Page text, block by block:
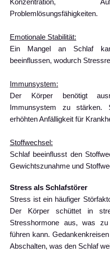
Konzentration,
Problemlösungsfähigkeiten.
Emotionale Stabilität:
Ein Mangel an Schlaf
beeinflussen, wodurch
Immunsystem:
Der Körper benötigt
Immunsystem zu stärken.
erhöhten Anfälligkeit für
Stoffwechsel:
Schlaf beeinflusst den
Gewichtszunahme und
Stress als Schlafstörer
Stress ist ein häufiger
Der Körper schüttet in
Stresshormone aus, was
führen kann.
Abschalten, was den Schlaf